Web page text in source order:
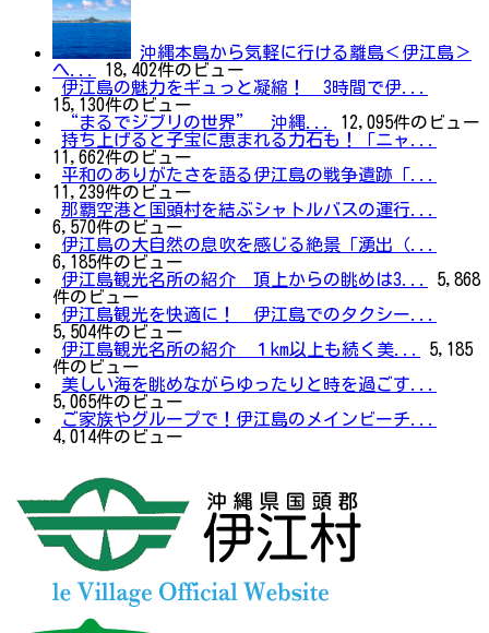
沖縄本島から気軽に行ける離島＜伊江島＞
へ...
18,402件のビュー
伊江島の魅力をギュっと凝縮！ 3時間で伊...
15,130件のビュー
“まるでジブリの世界” 沖縄...
12,095件のビュー
持ち上げると子宝に恵まれる力石も！「ニャ...
11,662件のビュー
平和のありがたさを語る伊江島の戦争遺跡「...
11,239件のビュー
那覇空港と国頭村を結ぶシャトルバスの運行...
6,570件のビュー
伊江島の大自然の息吹を感じる絶景「湧出（...
6,185件のビュー
伊江島観光名所の紹介 頂上からの眺めは3...
5,868
件のビュー
伊江島観光を快適に！ 伊江島でのタクシー...
5,504件のビュー
伊江島観光名所の紹介 １km以上も続く美...
5,185
件のビュー
美しい海を眺めながらゆったりと時を過ごす...
5,065件のビュー
ご家族やグループで！伊江島のメインビーチ...
4,014件のビュー